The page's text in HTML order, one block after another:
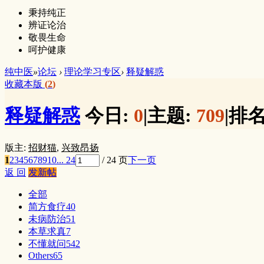
秉持纯正
辨证论治
敬畏生命
呵护健康
纯中医»论坛 › 理论学习专区› 释疑解惑
收藏本版 (2)
释疑解惑 今日: 0|主题: 709|排
版主: 招财猫, 兴致昂扬
12345678910... 24 / 24 页下一页
返 回 发新帖
全部
简方食疗40
未病防治51
本草求真7
不懂就问542
Others65